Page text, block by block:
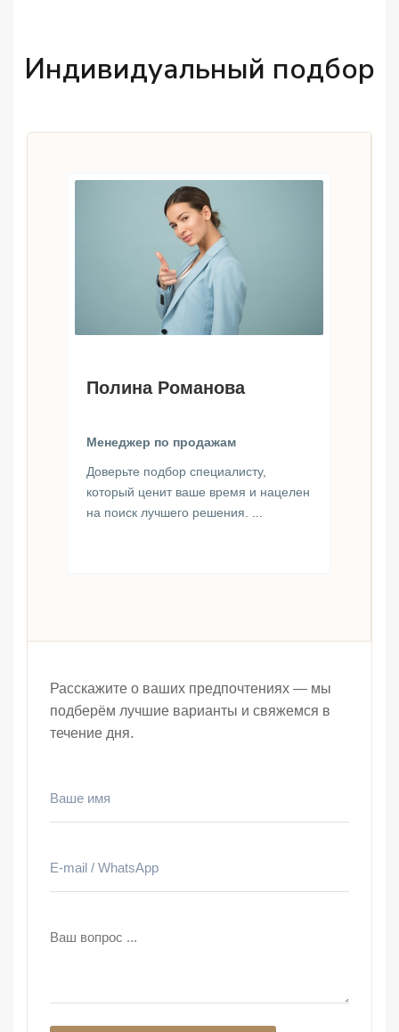
Индивидуальный подбор
Полина Романова
Менеджер по продажам
Доверьте подбор специалисту,
который ценит ваше время и нацелен
на поиск лучшего решения.
Расскажите о ваших предпочтениях — мы
подберём лучшие варианты и свяжемся в
течение дня.